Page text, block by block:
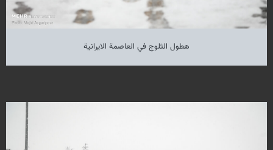
هطول الثلوج في العاصمة الايرانية